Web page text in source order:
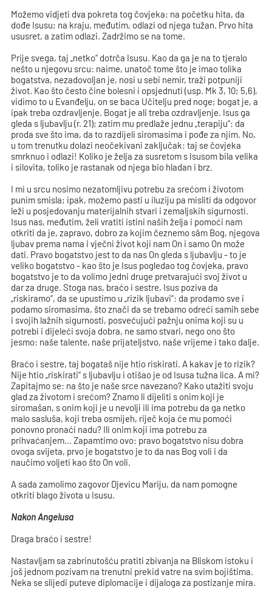
Možemo vidjeti dva pokreta tog čovjeka: na početku hita, da
dođe Isusu; na kraju, međutim, odlazi od njega tužan. Prvo hita
ususret, a zatim odlazi. Zadržimo se na tome.
Prije svega, taj „netko“ dotrča Isusu. Kao da ga je na to tjeralo
nešto u njegovu srcu: naime, unatoč tome što je imao tolika
bogatstva, nezadovoljan je, nosi u sebi nemir, traži potpuniji
život. Kao što često čine bolesni i opsjednuti (usp. Mk 3, 10; 5,6),
vidimo to u Evanđelju, on se baca Učitelju pred noge; bogat je, a
ipak treba ozdravljenje. Bogat je ali treba ozdravljenje. Isus ga
gleda s ljubavlju (r. 21); zatim mu predlaže jednu „terapiju“: da
proda sve što ima, da to razdijeli siromasima i pođe za njim. No,
u tom trenutku dolazi neočekivani zaključak: taj se čovjeka
smrknuo i odlazi! Koliko je želja za susretom s Isusom bila velika
i silovita, toliko je rastanak od njega bio hladan i brz.
I mi u srcu nosimo nezatomljivu potrebu za srećom i životom
punim smisla; ipak, možemo pasti u iluziju pa misliti da odgovor
leži u posjedovanju materijalnih stvari i zemaljskih sigurnosti.
Isus nas, međutim, želi vratiti istini naših želja i pomoći nam
otkriti da je, zapravo, dobro za kojim čeznemo sâm Bog, njegova
ljubav prema nama i vječni život koji nam On i samo On može
dati. Pravo bogatstvo jest to da nas On gleda s ljubavlju - to je
veliko bogatstvo - kao što je Isus pogledao tog čovjeka, pravo
bogatstvo je to da volimo jedni druge pretvarajući svoj život u
dar za druge. Stoga nas, braćo i sestre, Isus poziva da
„riskiramo“, da se upustimo u „rizik ljubavi“: da prodamo sve i
podamo siromasima, što znači da se trebamo odreći samih sebe
i svojih lažnih sigurnosti, posvećujući pažnju onima koji su u
potrebi i dijeleći svoja dobra, ne samo stvari, nego ono što
jesmo: naše talente, naše prijateljstvo, naše vrijeme i tako dalje.
Braćo i sestre, taj bogataš nije htio riskirati. A kakav je to rizik?
Nije htio „riskirati“ s ljubavlju i otišao je od Isusa tužna lica. A mi?
Zapitajmo se: na što je naše srce navezano? Kako utažiti svoju
glad za životom i srećom? Znamo li dijeliti s onim koji je
siromašan, s onim koji je u nevolji ili ima potrebu da ga netko
malo sasluša, koji treba osmijeh, riječ koja će mu pomoći
ponovno pronaći nadu? Ili onim koji ima potrebu za
prihvaćanjem… Zapamtimo ovo: pravo bogatstvo nisu dobra
ovoga svijeta, prvo je bogatstvo je to da nas Bog voli i da
naučimo voljeti kao što On voli.
A sada zamolimo zagovor Djevicu Mariju, da nam pomogne
otkriti blago života u Isusu.
Nakon Angelusa
Draga braćo i sestre!
Nastavljam sa zabrinutošću pratiti zbivanja na Bliskom istoku i
još jednom pozivam na trenutni prekid vatre na svim bojištima.
Neka se slijedi puteve diplomacije i dijaloga za postizanje mira.